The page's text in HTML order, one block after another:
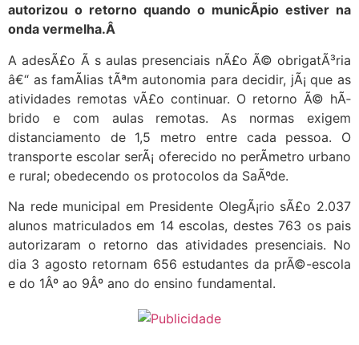
autorizou o retorno quando o municÃ­pio estiver na
onda vermelha.Â
A adesÃ£o Ã s aulas presenciais nÃ£o Ã© obrigatÃ³ria
â€“ as famÃ­lias tÃªm autonomia para decidir, jÃ¡ que as
atividades remotas vÃ£o continuar. O retorno Ã© hÃ­
brido e com aulas remotas. As normas exigem
distanciamento de 1,5 metro entre cada pessoa. O
transporte escolar serÃ¡ oferecido no perÃ­metro urbano
e rural; obedecendo os protocolos da SaÃºde.
Na rede municipal em Presidente OlegÃ¡rio sÃ£o 2.037
alunos matriculados em 14 escolas, destes 763 os pais
autorizaram o retorno das atividades presenciais. No
dia 3 agosto retornam 656 estudantes da prÃ©-escola
e do 1Âº ao 9Âº ano do ensino fundamental.